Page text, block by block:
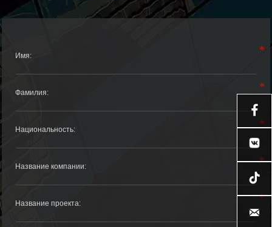


